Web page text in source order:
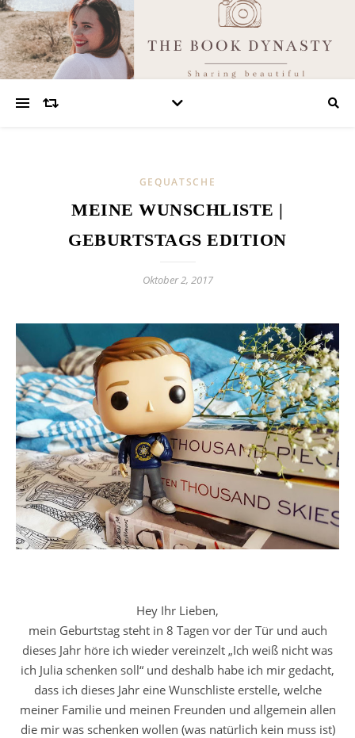
GEQUATSCHE
MEINE WUNSCHLISTE |
GEBURTSTAGS EDITION
Oktober 2, 2017
Hey Ihr Lieben,
mein Geburtstag steht in 8 Tagen vor der Tür und auch
dieses Jahr höre ich wieder vereinzelt „Ich weiß nicht was
ich Julia schenken soll“ und deshalb habe ich mir gedacht,
dass ich dieses Jahr eine Wunschliste erstelle, welche
meiner Familie und meinen Freunden und allgemein allen
die mir was schenken wollen (was natürlich kein muss ist)